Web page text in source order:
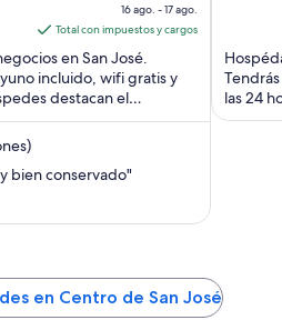
es
de
$157
en
total
noche
17
ago
16 ago. - 17 ago.
Total con impuestos y cargos
en San José.
incluido, wifi gratis y
destacan el
bien conservado"
las 24
en Centro de San José